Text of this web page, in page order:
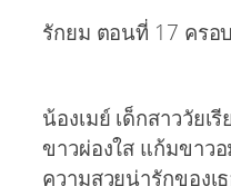
รักยม ตอนที่ 17 ครอ
น้องเมย์ เด็กสาววัยเ
ขาวผ่องใส แก้มขาว
ความสวยน่ารักของเ